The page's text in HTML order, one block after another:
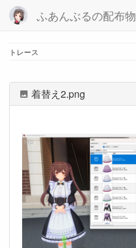
ふあんぶるの配布物
トレース
着替え2.png